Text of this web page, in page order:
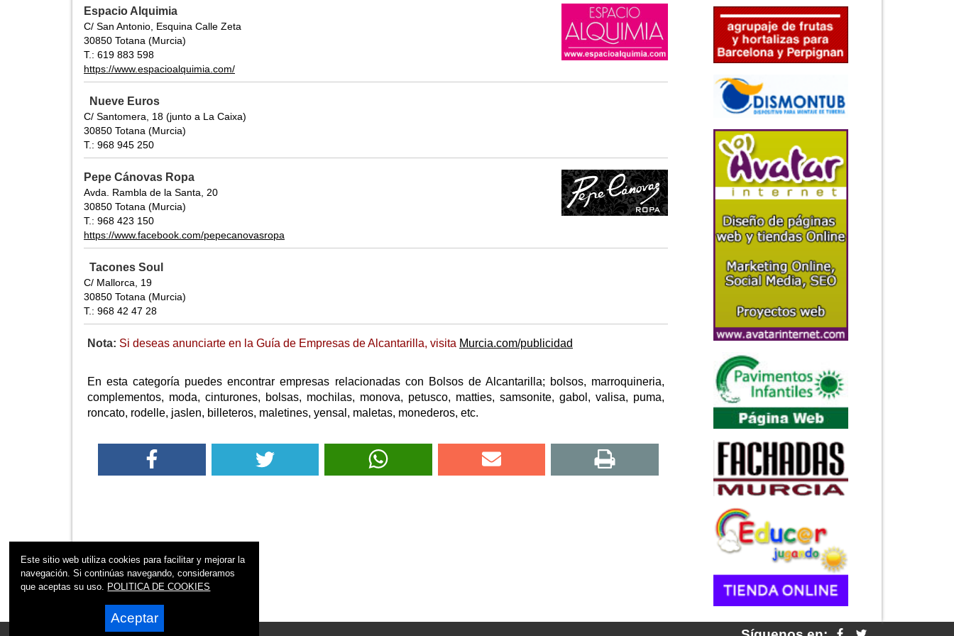
Espacio Alquimia
C/ San Antonio, Esquina Calle Zeta
30850 Totana (Murcia)
T.: 619 883 598
https://www.espacioalquimia.com/
Nueve Euros
C/ Santomera, 18 (junto a La Caixa)
30850 Totana (Murcia)
T.: 968 945 250
Pepe Cánovas Ropa
Avda. Rambla de la Santa, 20
30850 Totana (Murcia)
T.: 968 423 150
https://www.facebook.com/pepecanovasropa
Tacones Soul
C/ Mallorca, 19
30850 Totana (Murcia)
T.: 968 42 47 28
Nota: Si deseas anunciarte en la Guía de Empresas de Alcantarilla, visita Murcia.com/publicidad
En esta categoría puedes encontrar empresas relacionadas con Bolsos de Alcantarilla; bolsos, marroquineria,
complementos, moda, cinturones, bolsas, mochilas, monova, petusco, matties, samsonite, gabol, valisa, puma,
roncato, rodelle, jaslen, billeteros, maletines, yensal, maletas, monederos, etc.
Este sitio web utiliza cookies para facilitar y mejorar la
navegación. Si continúas navegando, consideramos
que aceptas su uso. POLITICA DE COOKIES
Aceptar